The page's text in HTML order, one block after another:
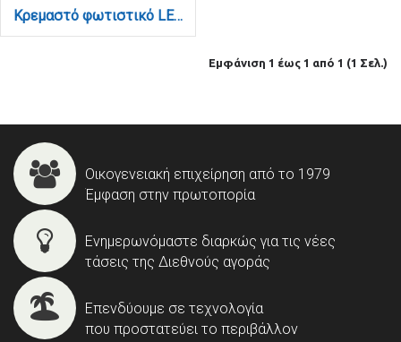
Κρεμαστό φωτιστικό LED 60W 3CCT (By Switch) από αλουμίνιο σε μαύρη απόχρωση D:180cm (6072-180-BL)
Εμφάνιση 1 έως 1 από 1 (1 Σελ.)
Οικογενειακή επιχείρηση από το 1979
Έμφαση στην πρωτοπορία
Ενημερωνόμαστε διαρκώς για τις νέες
τάσεις της Διεθνούς αγοράς
Επενδύουμε σε τεχνολογία
που προστατεύει το περιβάλλον